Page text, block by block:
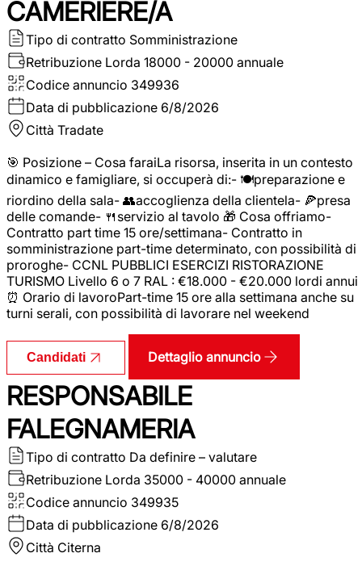
CAMERIERE/A
Tipo di contratto Somministrazione
Retribuzione Lorda 18000 - 20000 annuale
Codice annuncio 349936
Data di pubblicazione 6/8/2026
Città Tradate
🎯 Posizione – Cosa faraiLa risorsa, inserita in un contesto
dinamico e famigliare, si occuperà di:- 🍽️preparazione e
riordino della sala- 👥accoglienza della clientela- 🍕presa
delle comande- 🍴servizio al tavolo 🎁 Cosa offriamo-
Contratto part time 15 ore/settimana- Contratto in
somministrazione part-time determinato, con possibilità di
proroghe- CCNL PUBBLICI ESERCIZI RISTORAZIONE
TURISMO Livello 6 o 7 RAL : €18.000 - €20.000 lordi annui
⏰ Orario di lavoroPart-time 15 ore alla settimana anche su
turni serali, con possibilità di lavorare nel weekend
Candidati Dettaglio annuncio
RESPONSABILE
FALEGNAMERIA
Tipo di contratto Da definire – valutare
Retribuzione Lorda 35000 - 40000 annuale
Codice annuncio 349935
Data di pubblicazione 6/8/2026
Città Citerna